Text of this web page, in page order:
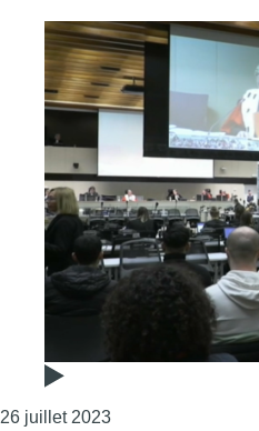
26 juillet 2023Consulter l'article